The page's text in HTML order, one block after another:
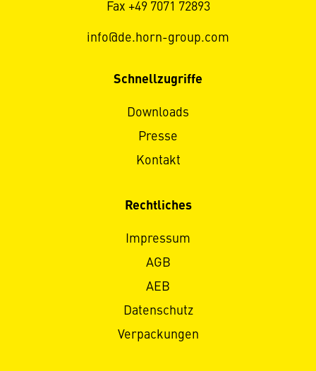
Fax +49 7071 72893
info@de.horn-group.com
Schnellzugriffe
Downloads
Presse
Kontakt
Rechtliches
Impressum
AGB
AEB
Datenschutz
Verpackungen